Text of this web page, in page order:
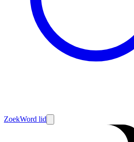
ZoekWord lid